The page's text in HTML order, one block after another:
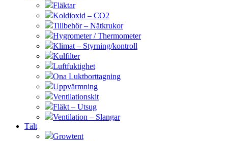
Fläktar
Koldioxid – CO2
Tillbehör – Nätkrukor
Hygrometer / Thermometer
Klimat – Styrning/kontroll
Kulfilter
Luftfuktighet
Ona Luktborttagning
Uppvärmning
Ventilationskit
Fläkt – Utsug
Ventilation – Slangar
Tält
Growtent